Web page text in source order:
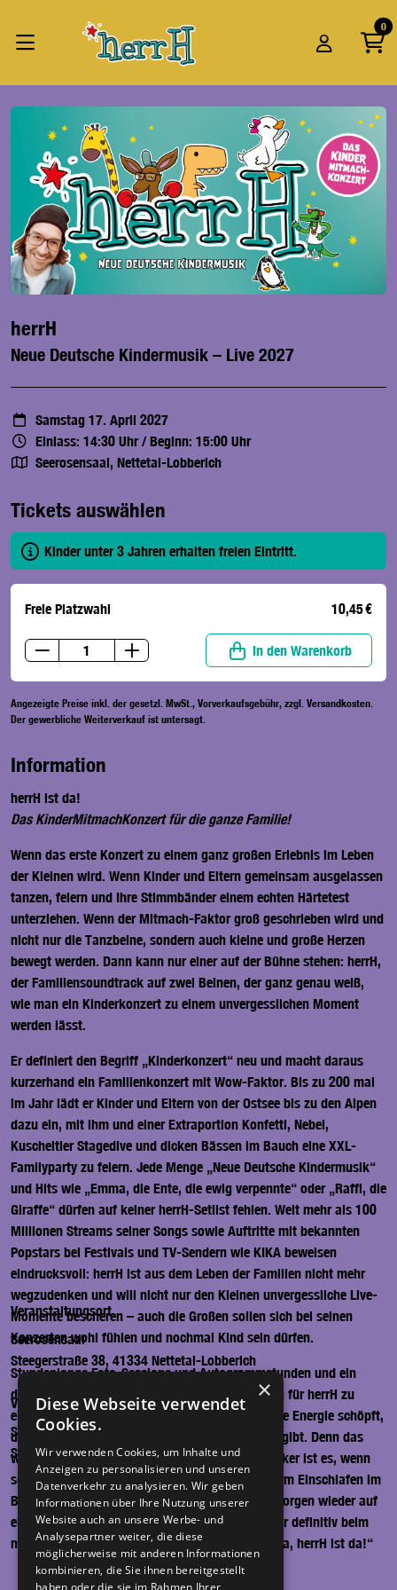
0
Tickets
herrH
Neue Deutsche Kindermusik – Live 2027
Samstag 17. April 2027
Einlass: 14:30 Uhr/Beginn: 15:00 Uhr
Seerosensaal, Nettetal-Lobberich
Tickets auswählen
Kinder unter 3 Jahren erhalten freien Eintritt.
Freie Platzwahl 10,45 €
In den Warenkorb
Angezeigte Preise inkl. der gesetzl. MwSt., Vorverkaufsgebühr, zzgl. Versandkosten.
Der gewerbliche Weiterverkauf ist untersagt.
Information
herrH ist da!
Das KinderMitmachKonzert für die ganze Familie!
Wenn das erste Konzert zu einem ganz großen Erlebnis im Leben
der Kleinen wird. Wenn Kinder und Eltern gemeinsam ausgelassen
tanzen, feiern und Ihre Stimmbänder einem echten Härtetest
unterziehen. Wenn der Mitmach-Faktor groß geschrieben wird und
nicht nur die Tanzbeine, sondern auch kleine und große Herzen
bewegt werden. Dann kann nur einer auf der Bühne stehen: herrH,
der Familiensoundtrack auf zwei Beinen, der ganz genau weiß,
wie man ein Kinderkonzert zu einem unvergesslichen Moment
werden lässt.
Er definiert den Begriff „Kinderkonzert“ neu und macht daraus
kurzerhand ein Familienkonzert mit Wow-Faktor. Bis zu 200 mal
im Jahr lädt er Kinder und Eltern von der Ostsee bis zu den Alpen
dazu ein, mit ihm und einer Extraportion Konfetti, Nebel,
Kuscheltier Stagedive und dicken Bässen im Bauch eine XXL-
Familyparty zu feiern. Jede Menge „Neue Deutsche Kindermusik“
und Hits wie „Emma, die Ente, die ewig verpennte“ oder „Raffi, die
Giraffe“ dürfen auf keiner herrH-Setlist fehlen. Weit mehr als 100
Millionen Streams seiner Songs sowie Auftritte mit bekannten
Popstars bei Festivals und TV-Sendern wie KIKA beweisen
eindrucksvoll: herrH ist aus dem Leben der Familien nicht mehr
wegzudenken und will nicht nur den Kleinen unvergessliche Live-
Momente bescheren – auch die Großen sollen sich bei seinen
Konzerten wohl fühlen und nochmal Kind sein dürfen.
Stundenlange Foto-Sessions und Autogrammstunden und ein
dickes „High5“ mit jedem einzelnen Fan gehören für herrH zu
einem gelungenen Konzert aus dem auch er seine Energie schöpft,
die er beim nächsten Konzert an Familien weitergibt. Denn das
wohl schönste Kompliment für den Vollblutmusiker ist es, wenn
seine kleinen Riesen-Fans ihre Eltern abends vorm Einschlafen im
Bett die Frage aller Fragen stellen: „Gehen wir morgen wieder auf
ein herrH-Konzert?“ Vielleicht nicht morgen, aber definitiv beim
nächsten Mal, wenn es wieder heißt „hurra, hurra, herrH ist da!“
Veranstaltungsort
Seerosensaal
Steegerstraße 38, 41334 Nettetal-Lobberich
Veranstalter*in
Stadt Nettetal-NetteKultur
Stadt Nettetal-NetteKultur, 41334 Nettetal
×
Diese Webseite verwendet
Cookies.
Wir verwenden Cookies, um Inhalte und
Anzeigen zu personalisieren und unseren
Datenverkehr zu analysieren. Wir geben
Informationen über Ihre Nutzung unserer
Website auch an unsere Werbe- und
Analysepartner weiter, die diese
möglicherweise mit anderen Informationen
kombinieren, die Sie ihnen bereitgestellt
haben oder die sie im Rahmen Ihrer